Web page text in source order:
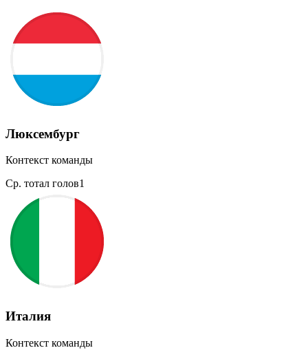
Люксембург
Контекст команды
Ср. тотал голов1
Италия
Контекст команды